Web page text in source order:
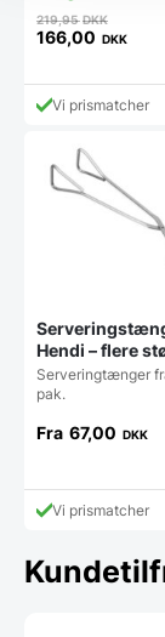
219,95DKKDen
var:
166,00 DKK
aktuelle
pris
166,00 DKK.
Vi prismatcher
Hendi – flere
Serveringtænger
pak.
Fra 67,00 DKK
Vi prismatcher